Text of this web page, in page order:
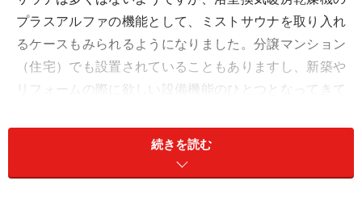
プラスアルファの機能として、ミストサウナを取り入れ
るケースもみられるようになりました。分譲マンション
（住宅）でも設置されていることもありますし、新築や
リフォームの際に欲しい設備機能のひとつとなってきて
ミストサウナとは、低温の湯を霧状にして
続きを読む